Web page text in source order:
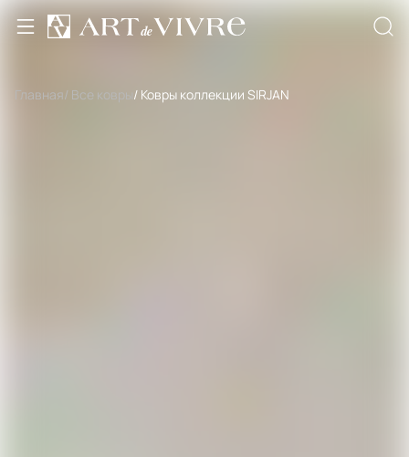
Главная/ Все ковры / Ковры коллекции SIRJAN